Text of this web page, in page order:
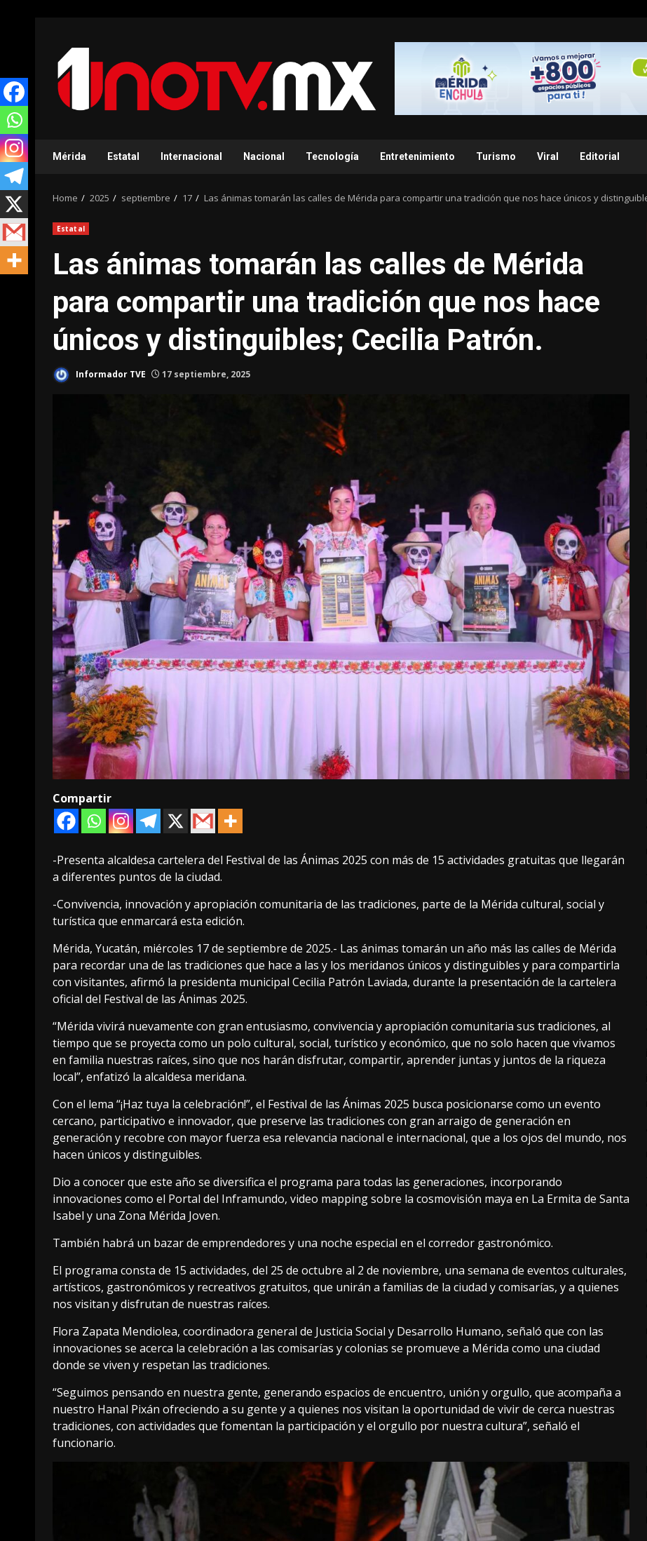
content
Mérida Estatal Internacional Nacional Tecnología Entretenimiento Turismo Viral Editorial
Home 2025 septiembre 17 Las ánimas tomarán las calles de Mérida para compartir una tradición que nos hace únicos y
Estatal
Las ánimas tomarán las calles de Mérida
para compartir una tradición que nos hace
únicos y distinguibles; Cecilia Patrón.
Informador TVE 17 septiembre, 2025
Compartir
-Presenta alcaldesa cartelera del Festival de las Ánimas 2025 con más de 15 actividades gratuitas que llegarán
a diferentes puntos de la ciudad.
-Convivencia, innovación y apropiación comunitaria de las tradiciones, parte de la Mérida cultural, social y
turística que enmarcará esta edición.
Mérida, Yucatán, miércoles 17 de septiembre de 2025.- Las ánimas tomarán un año más las calles de Mérida
para recordar una de las tradiciones que hace a las y los meridanos únicos y distinguibles y para compartirla
con visitantes, afirmó la presidenta municipal Cecilia Patrón Laviada, durante la presentación de la cartelera
oficial del Festival de las Ánimas 2025.
“Mérida vivirá nuevamente con gran entusiasmo, convivencia y apropiación comunitaria sus tradiciones, al
tiempo que se proyecta como un polo cultural, social, turístico y económico, que no solo hacen que vivamos
en familia nuestras raíces, sino que nos harán disfrutar, compartir, aprender juntas y juntos de la riqueza
local”, enfatizó la alcaldesa meridana.
Con el lema “¡Haz tuya la celebración!”, el Festival de las Ánimas 2025 busca posicionarse como un evento
cercano, participativo e innovador, que preserve las tradiciones con gran arraigo de generación en
generación y recobre con mayor fuerza esa relevancia nacional e internacional, que a los ojos del mundo, nos
hacen únicos y distinguibles.
Dio a conocer que este año se diversifica el programa para todas las generaciones, incorporando
innovaciones como el Portal del Inframundo, video mapping sobre la cosmovisión maya en La Ermita de Santa
Isabel y una Zona Mérida Joven.
También habrá un bazar de emprendedores y una noche especial en el corredor gastronómico.
El programa consta de 15 actividades, del 25 de octubre al 2 de noviembre, una semana de eventos culturales,
artísticos, gastronómicos y recreativos gratuitos, que unirán a familias de la ciudad y comisarías, y a quienes
nos visitan y disfrutan de nuestras raíces.
Flora Zapata Mendiolea, coordinadora general de Justicia Social y Desarrollo Humano, señaló que con las
innovaciones se acerca la celebración a las comisarías y colonias se promueve a Mérida como una ciudad
donde se viven y respetan las tradiciones.
“Seguimos pensando en nuestra gente, generando espacios de encuentro, unión y orgullo, que acompaña a
nuestro Hanal Pixán ofreciendo a su gente y a quienes nos visitan la oportunidad de vivir de cerca nuestras
tradiciones, con actividades que fomentan la participación y el orgullo por nuestra cultura”, señaló el
funcionario.